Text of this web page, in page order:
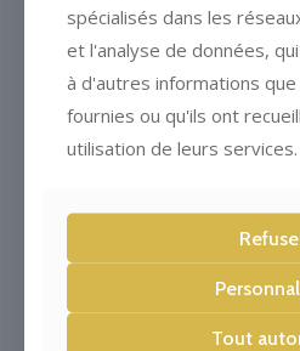
spécialisés dans les
et l'analyse de données,
à d'autres informations
fournies ou qu'ils ont
utilisation de leurs services.
Tout